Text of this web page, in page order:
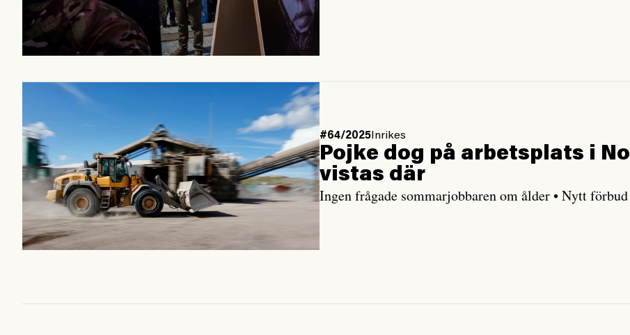
#64/2025Inrikes
Pojke dog på arbetsplats i
vistas där
Ingen frågade sommarjobbaren om ålder • Nytt